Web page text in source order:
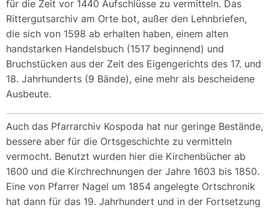
für die Zeit vor 1440 Aufschlüsse zu vermitteln. Das
Rittergutsarchiv am Orte bot, außer den Lehnbriefen,
die sich von 1598 ab erhalten haben, einem alten
handstarken Handelsbuch (1517 beginnend) und
Bruchstücken aus der Zeit des Eigengerichts des 17. und
18. Jahrhunderts (9 Bände), eine mehr als bescheidene
Ausbeute.
Auch das Pfarrarchiv Kospoda hat nur geringe Bestände,
bessere aber für die Ortsgeschichte zu vermitteln
vermocht. Benutzt wurden hier die Kirchenbücher ab
1600 und die Kirchrechnungen der Jahre 1603 bis 1850.
Eine von Pfarrer Nagel um 1854 angelegte Ortschronik
hat dann für das 19. Jahrhundert und in der Fortsetzung